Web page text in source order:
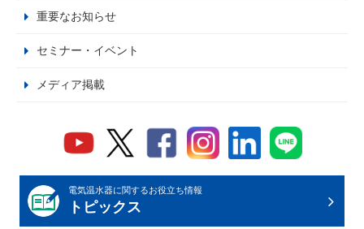
重要なお知らせ
セミナー・イベント
メディア掲載
電気温水器に関するお役立ち情報
トピックス